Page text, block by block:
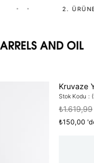
• 2.⁠ ⁠ÜRÜNE
Kruvaze
Stok Kodu
₺1.619,99
₺150,00